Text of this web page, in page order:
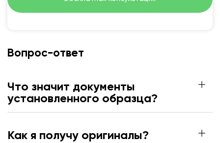
Вопрос-ответ
Что значит документы
установленного образца?
Как я получу оригиналы?